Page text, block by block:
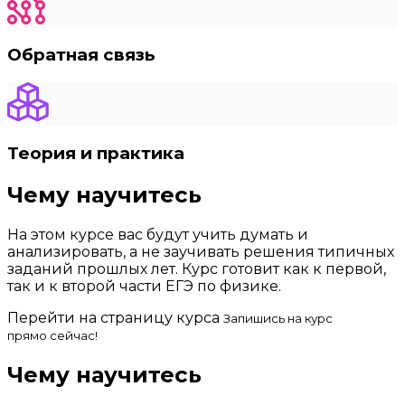
Обратная связь
Теория и практика
Чему научитесь
На этом курсе вас будут учить думать и
анализировать, а не заучивать решения типичных
заданий прошлых лет. Курс готовит как к первой,
так и к второй части ЕГЭ по физике.
Перейти на страницу курса Запишись на курс
прямо сейчас!
Чему научитесь